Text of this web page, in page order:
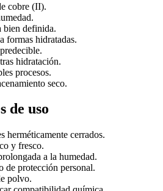
cobre (II).
bien definida.
formas hidratadas.
hidratación.
procesos.
seco.
de uso
herméticamente cerrados.
y fresco.
a la humedad.
de protección personal.
polvo.